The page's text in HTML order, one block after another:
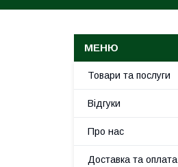
Товари та послуги
Відгуки
Про нас
Доставка та оплата